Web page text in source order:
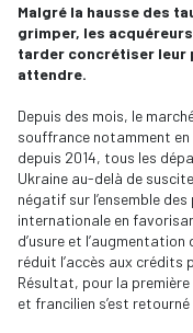
Malgré la hausse des
grimper, les
tarder concrétiser leur
attendre.
Depuis des mois, le
souffrance notamment en
depuis 2014, tous les
Ukraine au-delà de
négatif sur l’ensemble
internationale en
d’usure et
réduit l’accès aux crédits
Résultat, pour la
et francilien s’est